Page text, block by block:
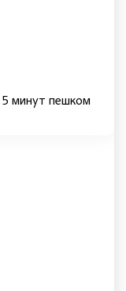
5 минут пешком